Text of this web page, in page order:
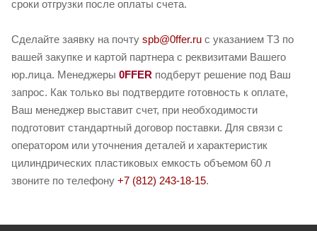
сроки отгрузки после оплаты счета.
Сделайте заявку на почту spb@0ffer.ru с указанием ТЗ по
вашей закупке и картой партнера с реквизитами Вашего
юр.лица. Менеджеры 0FFER подберут решение под Ваш
запрос. Как только вы подтвердите готовность к оплате,
Ваш менеджер выставит счет, при необходимости
подготовит стандартный договор поставки. Для связи с
оператором или уточнения деталей и характеристик
цилиндрических пластиковых емкость объемом 60 л
звоните по телефону +7 (812) 243-18-15.